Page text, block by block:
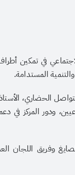
في تمكين
المستدامة.
الحضاري،
ودور المركز في
وفريق اللجان
عدسة: